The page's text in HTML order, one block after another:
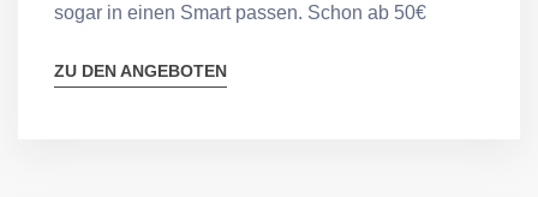
sogar in einen Smart passen. Schon ab 50€
ZU DEN ANGEBOTEN